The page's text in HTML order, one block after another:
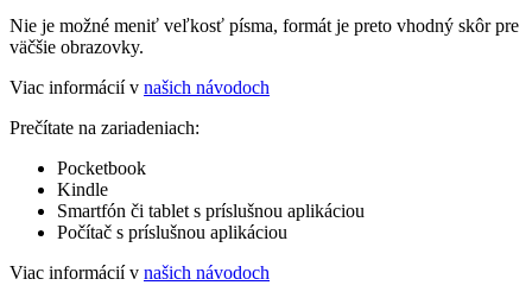
Nie je možné meniť veľkosť písma, formát je preto vhodný skôr pre
väčšie obrazovky.
Viac informácií v našich návodoch
Prečítate na zariadeniach:
Pocketbook
Kindle
Smartfón či tablet s príslušnou aplikáciou
Počítač s príslušnou aplikáciou
Viac informácií v našich návodoch